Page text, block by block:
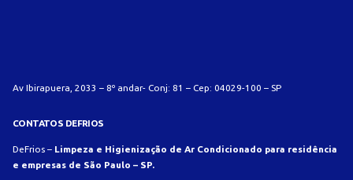
Av Ibirapuera, 2033 – 8º andar- Conj: 81 – Cep: 04029-100 – SP
CONTATOS DEFRIOS
DeFrios – Limpeza e Higienização de Ar Condicionado para residência
e empresas de São Paulo – SP.